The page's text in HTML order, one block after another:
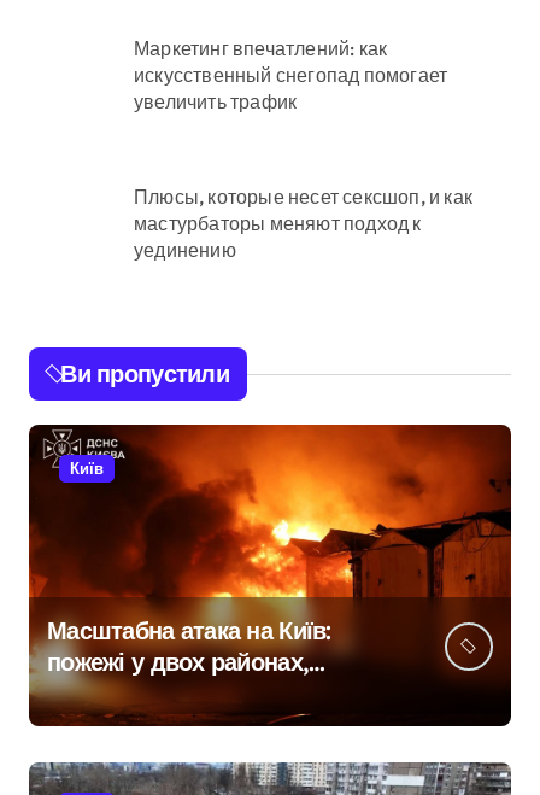
Маркетинг впечатлений: как
искусственный снегопад помогает
увеличить трафик
Плюсы, которые несет сексшоп, и как
мастурбаторы меняют подход к
уединению
Ви пропустили
Київ
Масштабна атака на Київ:
пожежі у двох районах,
постраждалі на місці події